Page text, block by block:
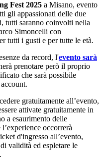
Fest 2025 a Misano, evento
gli appassionati delle due
tutti saranno coinvolti nella
Simoncelli con
tutti i gusti e per tutte le età.
da record, l'evento sarà
prenotare però il proprio
che sarà possibile
gratuitamente all’evento,
attivate gratuitamente in
a esaurimento delle
occorrerà
d'ingresso all’evento,
validità ed espletare le